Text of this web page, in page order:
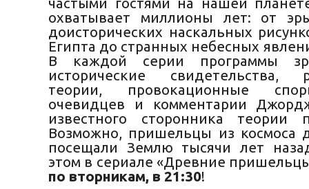
охватывает миллионы лет: от
доисторических наскальных
Египта до странных небесных
В каждой серии программы
исторические свидетельства,
теории, провокационные
очевидцев и комментарии
известного сторонника теории
Возможно, пришельцы из космоса
посещали Землю тысячи лет
этом в сериале «Древние
по вторникам, в 21:30!